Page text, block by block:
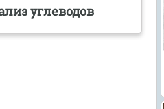
углеводов